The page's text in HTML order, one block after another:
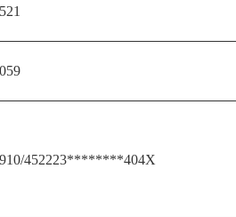
452223********404X